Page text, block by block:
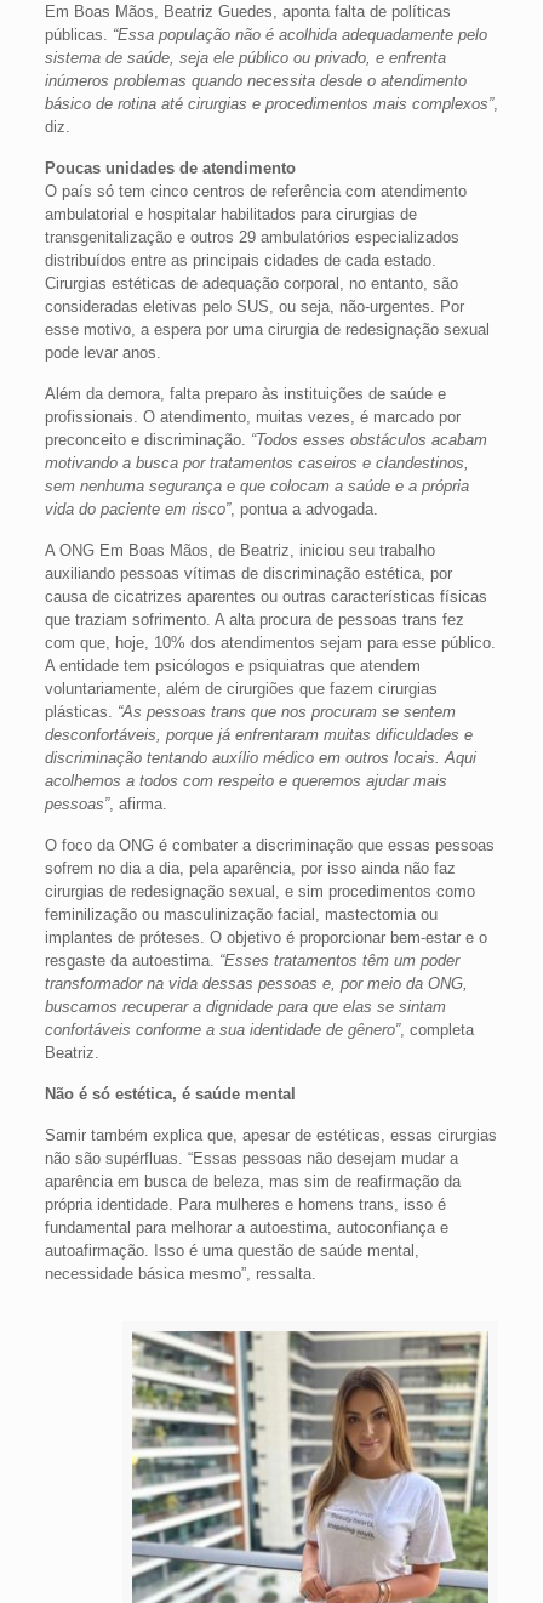
Em Boas Mãos, Beatriz Guedes, aponta falta de políticas
públicas. “Essa população não é acolhida adequadamente pelo
sistema de saúde, seja ele público ou privado, e enfrenta
inúmeros problemas quando necessita desde o atendimento
básico de rotina até cirurgias e procedimentos mais complexos”,
diz.
Poucas unidades de atendimento
O país só tem cinco centros de referência com atendimento
ambulatorial e hospitalar habilitados para cirurgias de
transgenitalização e outros 29 ambulatórios especializados
distribuídos entre as principais cidades de cada estado.
Cirurgias estéticas de adequação corporal, no entanto, são
consideradas eletivas pelo SUS, ou seja, não-urgentes. Por
esse motivo, a espera por uma cirurgia de redesignação sexual
pode levar anos.
Além da demora, falta preparo às instituições de saúde e
profissionais. O atendimento, muitas vezes, é marcado por
preconceito e discriminação. “Todos esses obstáculos acabam
motivando a busca por tratamentos caseiros e clandestinos,
sem nenhuma segurança e que colocam a saúde e a própria
vida do paciente em risco”, pontua a advogada.
A ONG Em Boas Mãos, de Beatriz, iniciou seu trabalho
auxiliando pessoas vítimas de discriminação estética, por
causa de cicatrizes aparentes ou outras características físicas
que traziam sofrimento. A alta procura de pessoas trans fez
com que, hoje, 10% dos atendimentos sejam para esse público.
A entidade tem psicólogos e psiquiatras que atendem
voluntariamente, além de cirurgiões que fazem cirurgias
plásticas. “As pessoas trans que nos procuram se sentem
desconfortáveis, porque já enfrentaram muitas dificuldades e
discriminação tentando auxílio médico em outros locais. Aqui
acolhemos a todos com respeito e queremos ajudar mais
pessoas”, afirma.
O foco da ONG é combater a discriminação que essas pessoas
sofrem no dia a dia, pela aparência, por isso ainda não faz
cirurgias de redesignação sexual, e sim procedimentos como
feminilização ou masculinização facial, mastectomia ou
implantes de próteses. O objetivo é proporcionar bem-estar e o
resgaste da autoestima. “Esses tratamentos têm um poder
transformador na vida dessas pessoas e, por meio da ONG,
buscamos recuperar a dignidade para que elas se sintam
confortáveis conforme a sua identidade de gênero”, completa
Beatriz.
Não é só estética, é saúde mental
Samir também explica que, apesar de estéticas, essas cirurgias
não são supérfluas. “Essas pessoas não desejam mudar a
aparência em busca de beleza, mas sim de reafirmação da
própria identidade. Para mulheres e homens trans, isso é
fundamental para melhorar a autoestima, autoconfiança e
autoafirmação. Isso é uma questão de saúde mental,
necessidade básica mesmo”, ressalta.